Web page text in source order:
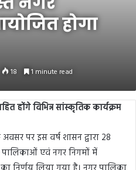
होगा
18 1 minute read
होंगे विभिन्न सांस्कृतिक कार्यक्रम
पर इस वर्ष शासन द्वारा 28
एवं नगर निगमों में